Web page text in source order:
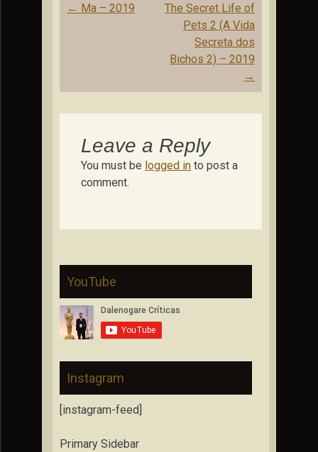
Post
← Ma – 2019
The Secret Life of
Pets 2 (A Vida
Secreta dos
Bichos 2) – 2019
→
Leave a Reply
You must be logged in to post a
comment.
YouTube
Instagram
[instagram-feed]
Primary Sidebar